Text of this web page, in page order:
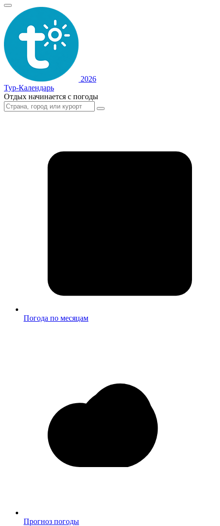
2026
Тур-Календарь
Отдых начинается с погоды
Погода по месяцам
Прогноз погоды